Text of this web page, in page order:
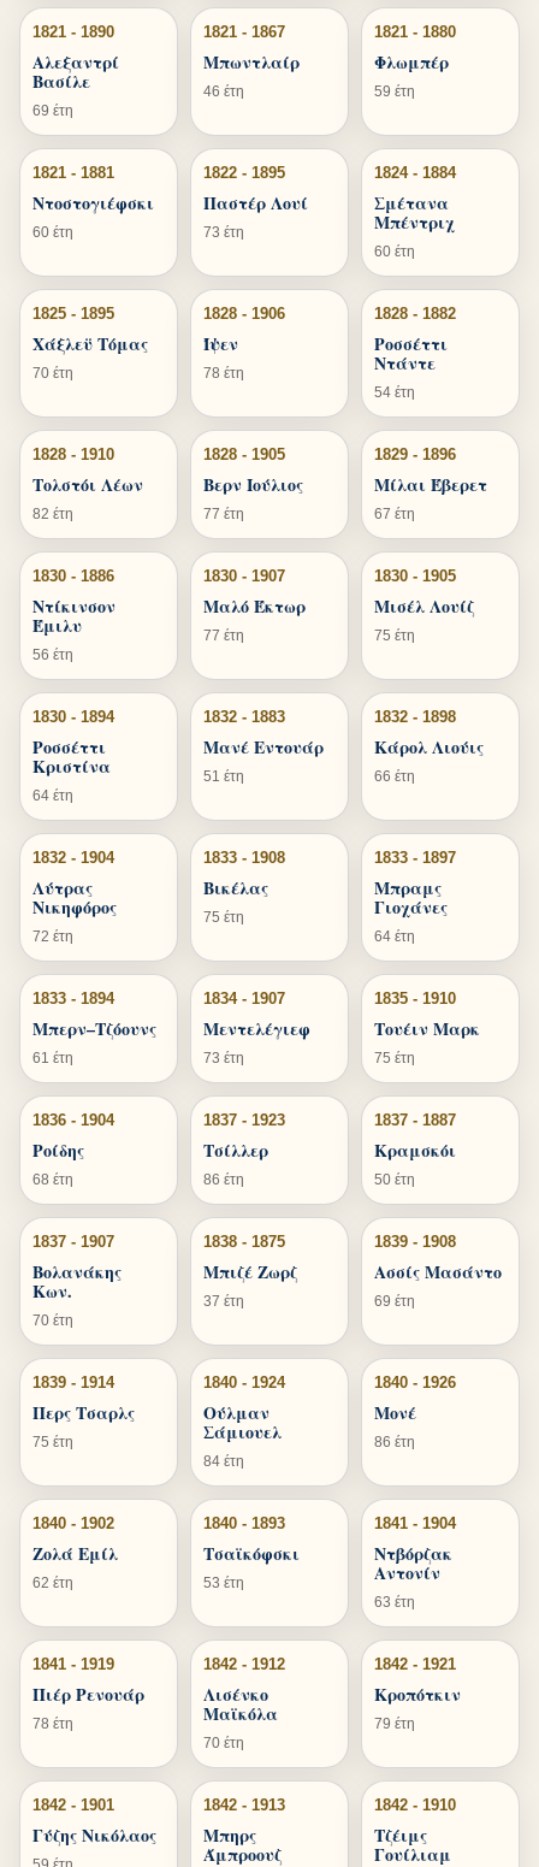
1821 - 1890
Αλεξαντρί
Βασίλε
69 έτη
1821 - 1867
Μπωντλαίρ
46 έτη
1821 - 1880
Φλωμπέρ
59 έτη
1821 - 1881
Ντοστογιέφσκι
60 έτη
1822 - 1895
Παστέρ Λουί
73 έτη
1824 - 1884
Σμέτανα
Μπέντριχ
60 έτη
1825 - 1895
Χάξλεϋ Τόμας
70 έτη
1828 - 1906
Ίψεν
78 έτη
1828 - 1882
Ροσσέττι
Ντάντε
54 έτη
1828 - 1910
Τολστόι Λέων
82 έτη
1828 - 1905
Βερν Ιούλιος
77 έτη
1829 - 1896
Μίλαι Έβερετ
67 έτη
1830 - 1886
Ντίκινσον
Έμιλυ
56 έτη
1830 - 1907
Μαλό Έκτωρ
77 έτη
1830 - 1905
Μισέλ Λουίζ
75 έτη
1830 - 1894
Ροσσέττι
Κριστίνα
64 έτη
1832 - 1883
Μανέ Εντουάρ
51 έτη
1832 - 1898
Κάρολ Λιούις
66 έτη
1832 - 1904
Λύτρας
Νικηφόρος
72 έτη
1833 - 1908
Βικέλας
75 έτη
1833 - 1897
Μπραμς
Γιοχάνες
64 έτη
1833 - 1894
Μπερν–Τζόουνς
61 έτη
1834 - 1907
Μεντελέγιεφ
73 έτη
1835 - 1910
Τουέιν Μαρκ
75 έτη
1836 - 1904
Ροίδης
68 έτη
1837 - 1923
Τσίλλερ
86 έτη
1837 - 1887
Κραμσκόι
50 έτη
1837 - 1907
Βολανάκης
Κων.
70 έτη
1838 - 1875
Μπιζέ Ζωρζ
37 έτη
1839 - 1908
Ασσίς Μασάντο
69 έτη
1839 - 1914
Περς Τσαρλς
75 έτη
1840 - 1924
Ούλμαν
Σάμιουελ
84 έτη
1840 - 1926
Μονέ
86 έτη
1840 - 1902
Ζολά Εμίλ
62 έτη
1840 - 1893
Τσαϊκόφσκι
53 έτη
1841 - 1904
Ντβόρζακ
Αντονίν
63 έτη
1841 - 1919
Πιέρ Ρενουάρ
78 έτη
1842 - 1912
Λισένκο
Μαϊκόλα
70 έτη
1842 - 1921
Κροπότκιν
79 έτη
1842 - 1901
Γύζης Νικόλαος
1842 - 1913
Μπηρς
Άμπροουζ
1842 - 1910
Τζέιμς
Γουίλιαμ